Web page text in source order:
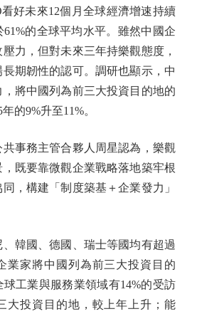
好未來12個月全球經濟增速持續
的全球平均水平。雖然中國企
力，但對未來三年持樂觀態度，
期韌性的認可。調研也顯示，中
將中國列為前三大投資目的地的
的9%升至11%。
務主管合夥人周星認為，樂觀
既要靠微觀企業戰略落地築牢根
，構建「制度築基＋企業發力」
國、德國、瑞士等國均有超過
業家將中國列為前三大投資目的
工業與服務業領域有14%的受訪
大投資目的地，較上年上升；能